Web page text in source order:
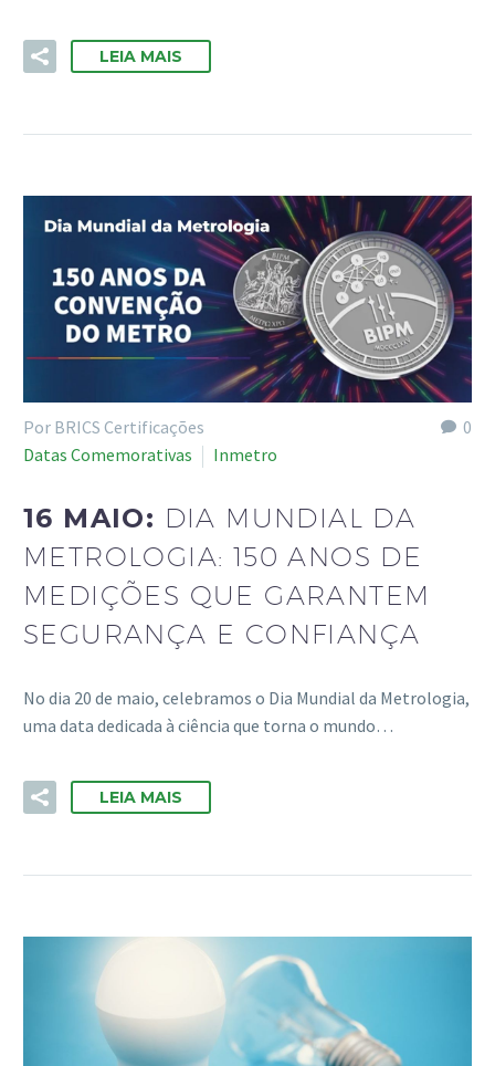
LEIA MAIS
0
Por BRICS Certificações
Datas Comemorativas
Inmetro
16 MAIO: DIA MUNDIAL DA
METROLOGIA: 150 ANOS DE
MEDIÇÕES QUE GARANTEM
SEGURANÇA E CONFIANÇA
No dia 20 de maio, celebramos o Dia Mundial da Metrologia,
uma data dedicada à ciência que torna o mundo…
LEIA MAIS